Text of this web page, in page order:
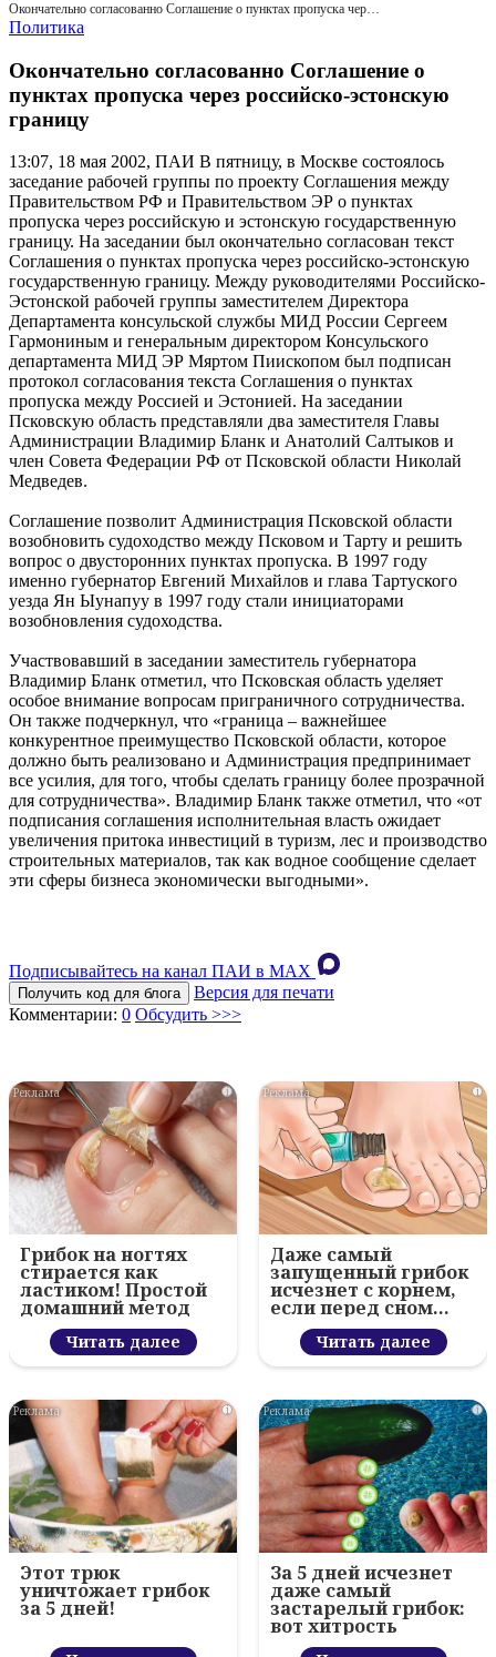
Окончательно согласованно Соглашение о пунктах пропуска через российско-эстонскую границу
Политика
Окончательно согласованно Соглашение о
пунктах пропуска через российско-эстонскую
границу
13:07, 18 мая 2002, ПАИ В пятницу, в Москве состоялось
заседание рабочей группы по проекту Соглашения между
Правительством РФ и Правительством ЭР о пунктах
пропуска через российскую и эстонскую государственную
границу. На заседании был окончательно согласован текст
Соглашения о пунктах пропуска через российско-эстонскую
государственную границу. Между руководителями Российско-
Эстонской рабочей группы заместителем Директора
Департамента консульской службы МИД России Сергеем
Гармониным и генеральным директором Консульского
департамента МИД ЭР Мяртом Пиископом был подписан
протокол согласования текста Соглашения о пунктах
пропуска между Россией и Эстонией. На заседании
Псковскую область представляли два заместителя Главы
Администрации Владимир Бланк и Анатолий Салтыков и
член Совета Федерации РФ от Псковской области Николай
Медведев.
Соглашение позволит Администрация Псковской области
возобновить судоходство между Псковом и Тарту и решить
вопрос о двусторонних пунктах пропуска. В 1997 году
именно губернатор Евгений Михайлов и глава Тартуского
уезда Ян Ыунапуу в 1997 году стали инициаторами
возобновления судоходства.
Участвовавший в заседании заместитель губернатора
Владимир Бланк отметил, что Псковская область уделяет
особое внимание вопросам приграничного сотрудничества.
Он также подчеркнул, что «граница – важнейшее
конкурентное преимущество Псковской области, которое
должно быть реализовано и Администрация предпринимает
все усилия, для того, чтобы сделать границу более прозрачной
для сотрудничества». Владимир Бланк также отметил, что «от
подписания соглашения исполнительная власть ожидает
увеличения притока инвестиций в туризм, лес и производство
строительных материалов, так как водное сообщение сделает
эти сферы бизнеса экономически выгодными».
Подписывайтесь на канал ПАИ в MAХ
Получить код для блога
Версия для печати
Комментарии: 0 Обсудить >>>
i
Грибок на ногтях
стирается как
ластиком! Простой
домашний метод
Читать далее
i
Даже самый
запущенный грибок
исчезнет с корнем,
если перед сном…
Читать далее
i
Этот трюк
уничтожает грибок
за 5 дней!
i
За 5 дней исчезнет
даже самый
застарелый грибок:
вот хитрость